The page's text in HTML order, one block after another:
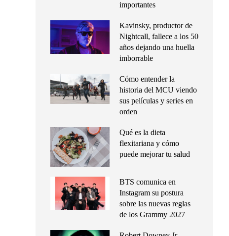
importantes
Kavinsky, productor de
Nightcall, fallece a los 50
años dejando una huella
imborrable
Cómo entender la
historia del MCU viendo
sus películas y series en
orden
Qué es la dieta
flexitariana y cómo
puede mejorar tu salud
BTS comunica en
Instagram su postura
sobre las nuevas reglas
de los Grammy 2027